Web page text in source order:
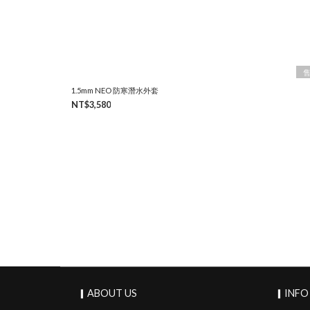
1.5mm NEO 防寒潛水外套
NT$3,580
▎ABOUT US ▎INFO